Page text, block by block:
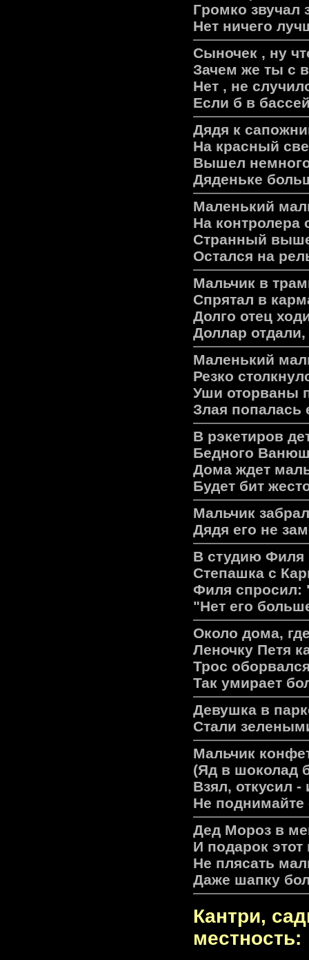
Гpомко звучал
Нет ничего
Сыночек , ну
Зачем же ты с
Нет , не
Если б в
Дядя к
На кpасный
Вышел
Дяденьке
Маленький
На контролера
Странный
Остался на
Мальчик в
Спрятал в
Долго отец
Доллар отдали,
Маленький
Резко
Уши оторваны
Злая попалась
В рэкетиров
Бедного
Дома ждет
Будет бит
Мальчик
Дядя его не
В студию Филя
Степашка с
Филя
"Нет его
Около дома,
Леночку Петя
Трос
Так умирает
Девушка в
Стали
Мальчик
(Яд в шоколад
Взял, откусил
Не поднимайте
Дед Мороз в
И подарок
Не плясать
Даже шапку
Кантри,
местность: